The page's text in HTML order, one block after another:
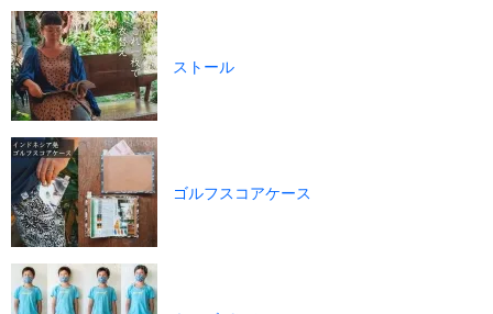
ストール
ゴルフスコアケース